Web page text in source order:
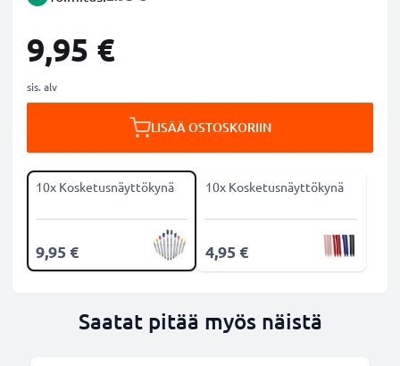
9,95 €
sis. alv
LISÄÄ OSTOSKORIIN
10x Kosketusnäyttökynä
9,95 €
10x Kosketusnäyttökynä
4,95 €
Saatat pitää myös näistä